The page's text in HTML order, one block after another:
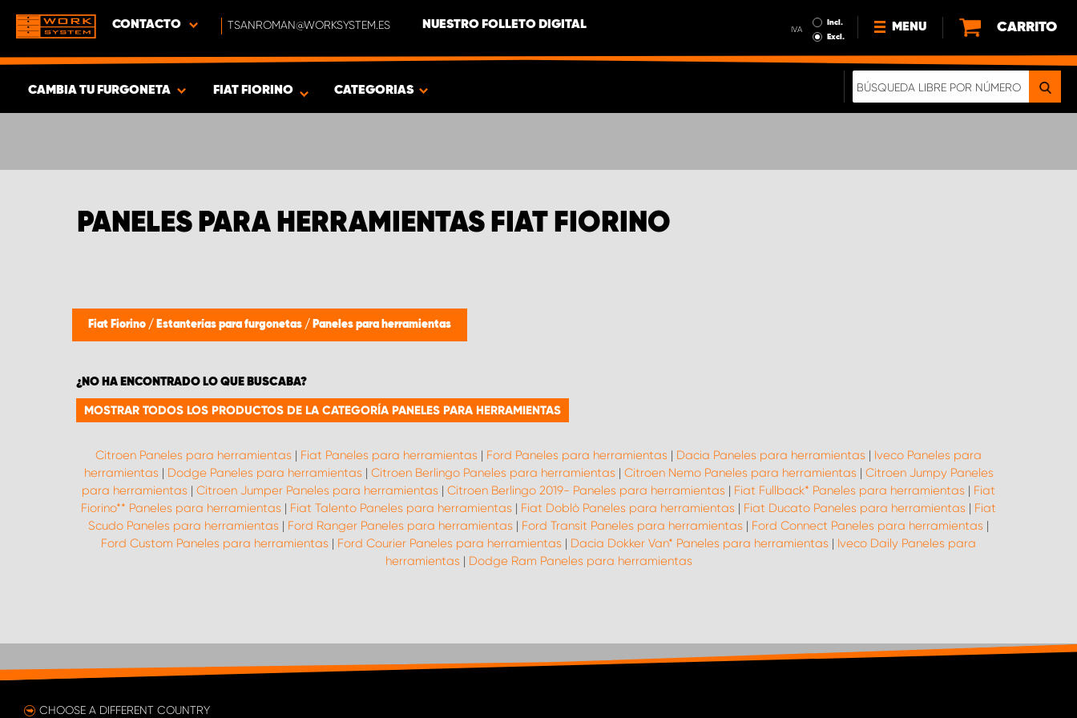
CONTACTO TSANROMAN@WORKSYSTEM.ES NUESTRO FOLLETO DIGITAL IVA
Incl.
Excl.
MENU
NOTICIAS
CARRITO
CAMBIA TU FURGONETA
PRODUCTOS
FIAT FIORINO CATEGORIAS
PANELES PARA HERRAMIENTAS FIAT FIORINO
Fiat Fiorino / Estanterías para furgonetas / Paneles para herramientas
¿NO HA ENCONTRADO LO QUE BUSCABA?
MOSTRAR TODOS LOS PRODUCTOS DE LA CATEGORÍA PANELES PARA HERRAMIENTAS
Citroen Paneles para herramientas | Fiat Paneles para herramientas | Ford Paneles para herramientas | Dacia Paneles para herramientas | Iveco Paneles para
herramientas | Dodge Paneles para herramientas | Citroen Berlingo Paneles para herramientas | Citroen Nemo Paneles para herramientas | Citroen Jumpy Paneles
para herramientas | Citroen Jumper Paneles para herramientas | Citroen Berlingo 2019- Paneles para herramientas | Fiat Fullback* Paneles para herramientas | Fiat
Fiorino** Paneles para herramientas | Fiat Talento Paneles para herramientas | Fiat Doblò Paneles para herramientas | Fiat Ducato Paneles para herramientas | Fiat
Scudo Paneles para herramientas | Ford Ranger Paneles para herramientas | Ford Transit Paneles para herramientas | Ford Connect Paneles para herramientas |
Ford Custom Paneles para herramientas | Ford Courier Paneles para herramientas | Dacia Dokker Van* Paneles para herramientas | Iveco Daily Paneles para
herramientas | Dodge Ram Paneles para herramientas
CHOOSE A DIFFERENT COUNTRY